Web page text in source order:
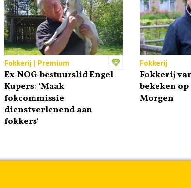
Fokkerij | Premium
Ex-NOG-bestuurslid Engel
Kupers: ‘Maak
fokcommissie
dienstverlenend aan
fokkers’
Fokkerij
Fokkerij
bekeken
Morgen